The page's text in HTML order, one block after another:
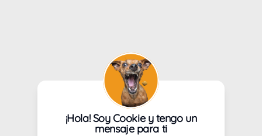
¡Hola! Soy Cookie y tengo un
mensaje para ti